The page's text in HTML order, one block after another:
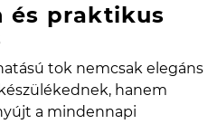
és praktikus
tok nemcsak elegáns
hanem
a mindennapi